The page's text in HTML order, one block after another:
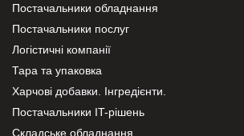
Постачальники обладнання
Постачальники послуг
Логістичні компанії
Тара та упаковка
Харчові добавки. Інгредієнти.
Постачальники IT-рішень
Складське обладнання